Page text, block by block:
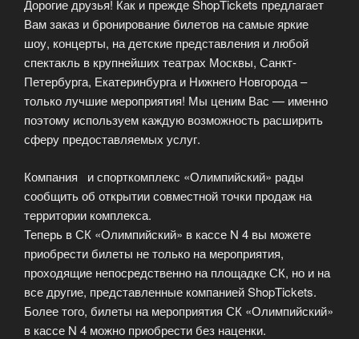
Дорогие друзья! Как и прежде ShopTickets предлагает
Вам заказ и бронирование билетов на самые яркие
шоу, концерты, на детские представления и любой
спектакль в крупнейших театрах Москвы, Санкт-
Петербурга, Екатеринбурга и Нижнего Новгорода –
только лучшие мероприятия! Мы ценим Вас — именно
поэтому используем каждую возможность расширить
сферу предоставляемых услуг.
Компания и спорткомплекс «Олимпийский» рады
сообщить об открытии совместной точки продаж на
территории комплекса.
Теперь в СК «Олимпийский» в кассе N 4 вы можете
приобрести билеты не только на мероприятия,
проходящие непосредственно на площадке СК, но и на
все другие, представленные компанией ShopTickets.
Более того, билеты на мероприятия СК «Олимпийский»
в кассе N 4 можно приобрести без наценки.